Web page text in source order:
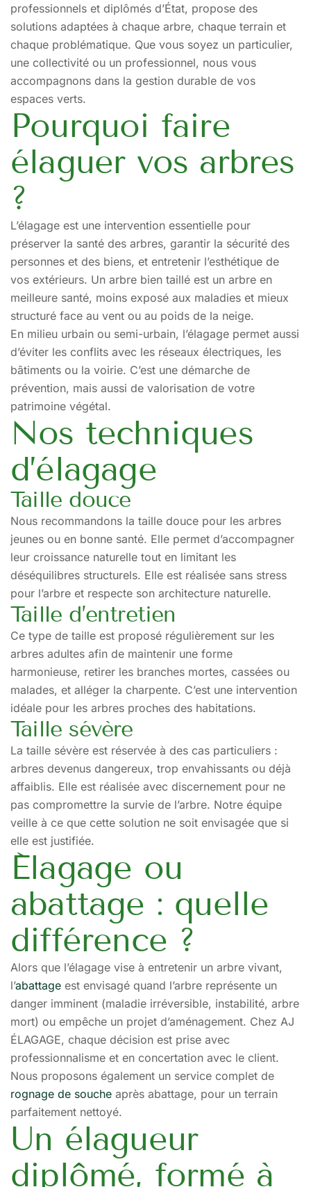
professionnels et diplômés d’État, propose des
solutions adaptées à chaque arbre, chaque terrain et
chaque problématique. Que vous soyez un particulier,
une collectivité ou un professionnel, nous vous
accompagnons dans la gestion durable de vos
espaces verts.
Pourquoi faire
élaguer vos arbres
?
L’élagage est une intervention essentielle pour
préserver la santé des arbres, garantir la sécurité des
personnes et des biens, et entretenir l’esthétique de
vos extérieurs. Un arbre bien taillé est un arbre en
meilleure santé, moins exposé aux maladies et mieux
structuré face au vent ou au poids de la neige.
En milieu urbain ou semi-urbain, l’élagage permet aussi
d’éviter les conflits avec les réseaux électriques, les
bâtiments ou la voirie. C’est une démarche de
prévention, mais aussi de valorisation de votre
patrimoine végétal.
Nos techniques
d’élagage
Taille douce
Nous recommandons la taille douce pour les arbres
jeunes ou en bonne santé. Elle permet d’accompagner
leur croissance naturelle tout en limitant les
déséquilibres structurels. Elle est réalisée sans stress
pour l’arbre et respecte son architecture naturelle.
Taille d’entretien
Ce type de taille est proposé régulièrement sur les
arbres adultes afin de maintenir une forme
harmonieuse, retirer les branches mortes, cassées ou
malades, et alléger la charpente. C’est une intervention
idéale pour les arbres proches des habitations.
Taille sévère
La taille sévère est réservée à des cas particuliers :
arbres devenus dangereux, trop envahissants ou déjà
affaiblis. Elle est réalisée avec discernement pour ne
pas compromettre la survie de l’arbre. Notre équipe
veille à ce que cette solution ne soit envisagée que si
elle est justifiée.
Élagage ou
abattage : quelle
différence ?
Alors que l’élagage vise à entretenir un arbre vivant,
l’abattage est envisagé quand l’arbre représente un
danger imminent (maladie irréversible, instabilité, arbre
mort) ou empêche un projet d’aménagement. Chez AJ
ÉLAGAGE, chaque décision est prise avec
professionnalisme et en concertation avec le client.
Nous proposons également un service complet de
rognage de souche après abattage, pour un terrain
parfaitement nettoyé.
Un élagueur
diplômé, formé à